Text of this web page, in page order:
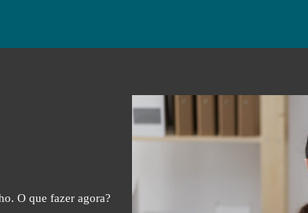
O que fazer agora?